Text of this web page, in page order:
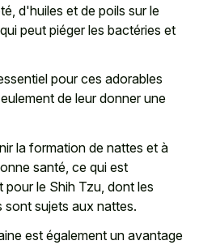
d'huiles et de poils sur le
peut piéger les bactéries et
pour ces adorables
de leur donner une
la formation de nattes et à
santé, ce qui est
le Shih Tzu, dont les
sujets aux nattes.
est également un avantage